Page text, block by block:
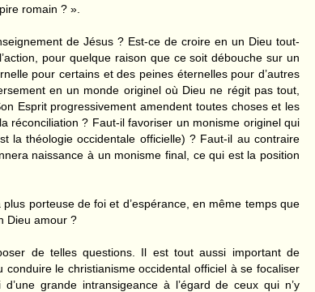
romain ? ».
de Jésus ? Est-ce de croire en un Dieu tout-
pour quelque raison que ce soit débouche sur un
pour certains et des peines éternelles pour d’autres
en un monde originel où Dieu ne régit pas tout,
Esprit progressivement amendent toutes choses et les
réconciliation ? Faut-il favoriser un monisme originel qui
la théologie occidentale officielle) ? Faut-il au contraire
naissance à un monisme final, ce qui est la position
porteuse de foi et d’espérance, en même temps que
Dieu amour ?
de telles questions. Il est tout aussi important de
conduire le christianisme occidental officiel à se focaliser
grande intransigeance à l’égard de ceux qui n’y